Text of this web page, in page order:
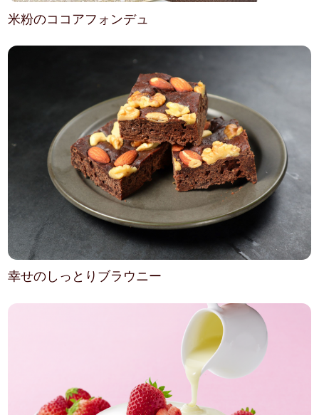
米粉のココアフォンデュ
幸せのしっとりブラウニー